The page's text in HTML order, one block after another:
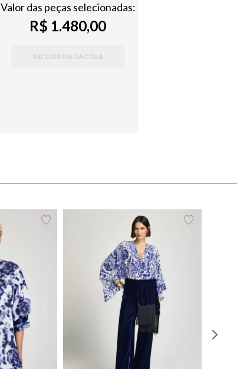
Valor das peças selecionadas:
R$ 1.480,00
INCLUIR NA SACOLA